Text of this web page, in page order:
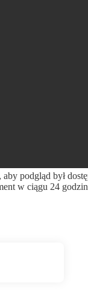
podgląd był
w ciągu 24